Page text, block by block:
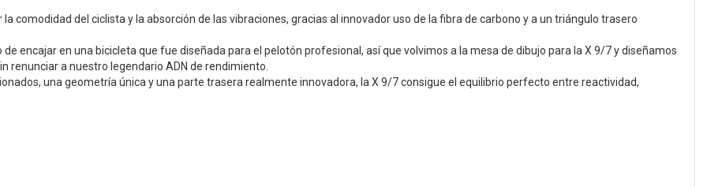
comodidad del ciclista y la absorción de las vibraciones, gracias al innovador uso de la fibra de carbono y a un triángulo trasero
encajar en una bicicleta que fue diseñada para el pelotón profesional, así que volvimos a la mesa de dibujo para la X 9/7 y diseñamos
a nuestro legendario ADN de rendimiento.
una geometría única y una parte trasera realmente innovadora, la X 9/7 consigue el equilibrio perfecto entre reactividad,